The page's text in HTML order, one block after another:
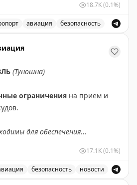
| MАХ
18.7K(0.1%)
авиация безопасность
(Туношна)
ограничения на прием и
для обеспечения
|МАХ
17.1K(0.1%)
безопасность новости